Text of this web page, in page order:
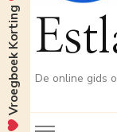
De online gids
Vroegboek Korting